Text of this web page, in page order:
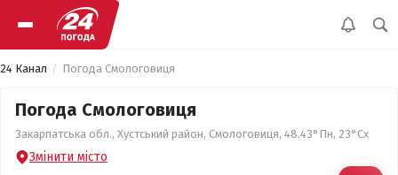
24 Канал Погода Смологовиця
Погода Смологовиця
Закарпатська обл., Хустський район, Смологовиця, 48.43°Пн, 23°Сх
Змінити місто